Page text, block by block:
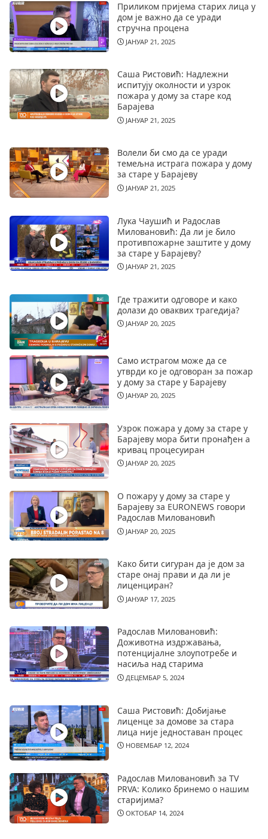
Приликом пријема старих лица у
дом је важно да се уради
стручна процена
ЈАНУАР 21, 2025
Саша Ристовић: Надлежни
испитују околности и узрок
пожара у дому за старе код
Барајева
ЈАНУАР 21, 2025
Волели би смо да се уради
темељна истрага пожара у дому
за старе у Барајеву
ЈАНУАР 21, 2025
Лука Чаушић и Радослав
Миловановић: Да ли је било
противпожарне заштите у дому
за старе у Барајеву?
ЈАНУАР 21, 2025
Где тражити одговоре и како
долази до оваквих трагедија?
ЈАНУАР 20, 2025
Само истрагом може да се
утврди ко је одговоран за пожар
у дому за старе у Барајеву
ЈАНУАР 20, 2025
Узрок пожара у дому за старе у
Барајеву мора бити пронађен а
кривац процесуиран
ЈАНУАР 20, 2025
О пожару у дому за старе у
Барајеву за EURONEWS говори
Радослав Миловановић
ЈАНУАР 20, 2025
Како бити сигуран да је дом за
старе онај прави и да ли је
лиценциран?
ЈАНУАР 17, 2025
Радослав Миловановић:
Доживотна издржавања,
потенцијалне злоупотребе и
насиља над старима
ДЕЦЕМБАР 5, 2024
Саша Ристовић: Добијање
лиценце за домове за стара
лица није једноставан процес
НОВЕМБАР 12, 2024
Радослав Миловановић за TV
PRVA: Колико бринемо о нашим
старијима?
ОКТОБАР 14, 2024